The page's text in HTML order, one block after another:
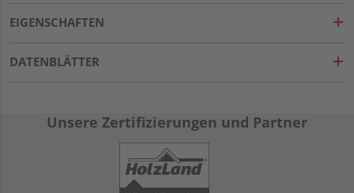
EIGENSCHAFTEN
DATENBLÄTTER
Unsere Zertifizierungen und Partner